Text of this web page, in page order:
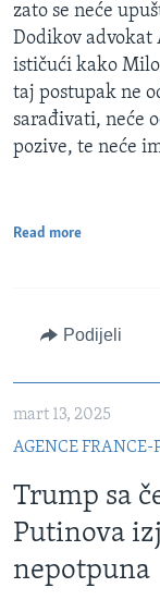
zato se neće
Dodikov advokat
ističući kako
taj postupak ne
sarađivati, neće
pozive, te neće
Read more
Podijeli
mart 13, 2025
AGENCE FRANCE-
Trump sa
Putinova
nepotpuna